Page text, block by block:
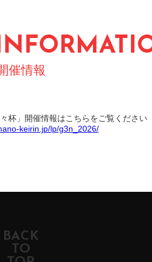
催情報
杯」開催情報はこちらをご覧ください
keirin.jp/lp/g3n_2026/
BACK
TO